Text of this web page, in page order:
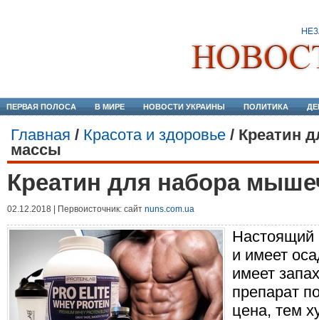
ПЕРВАЯ ПОЛОСА В МИРЕ НОВОСТИ УКРАИНЫ ПОЛИТИКА
Главная / Красота и здоровье / Креатин
массы
Креатин для набора
02.12.2018 | Первоисточник: сайт nuns.com.ua
Настоящий
и имеет
имеет
препарат
цена, тем